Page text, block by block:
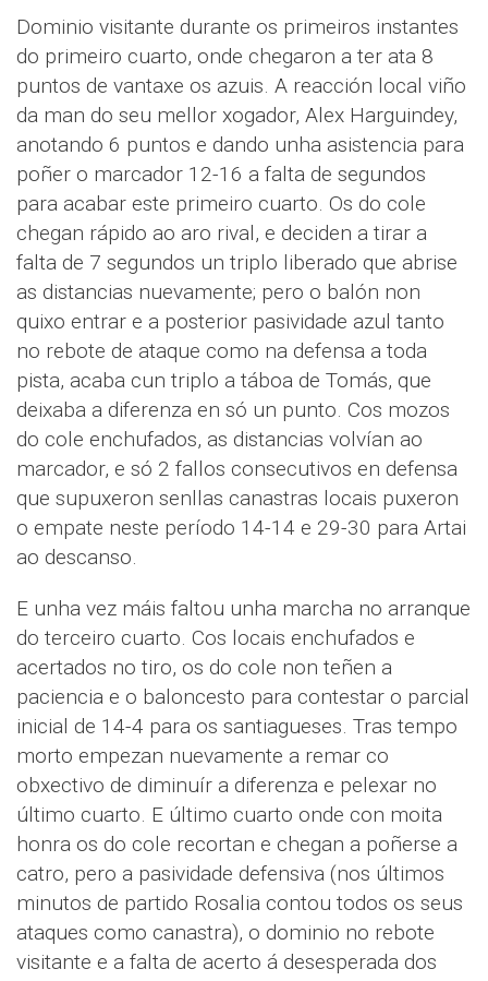
Dominio visitante durante os primeiros instantes
do primeiro cuarto, onde chegaron a ter ata 8
puntos de vantaxe os azuis. A reacción local viño
da man do seu mellor xogador, Alex Harguindey,
anotando 6 puntos e dando unha asistencia para
poñer o marcador 12-16 a falta de segundos
para acabar este primeiro cuarto. Os do cole
chegan rápido ao aro rival, e deciden a tirar a
falta de 7 segundos un triplo liberado que abrise
as distancias nuevamente; pero o balón non
quixo entrar e a posterior pasividade azul tanto
no rebote de ataque como na defensa a toda
pista, acaba cun triplo a táboa de Tomás, que
deixaba a diferenza en só un punto. Cos mozos
do cole enchufados, as distancias volvían ao
marcador, e só 2 fallos consecutivos en defensa
que supuxeron senllas canastras locais puxeron
o empate neste período 14-14 e 29-30 para Artai
ao descanso.
E unha vez máis faltou unha marcha no arranque
do terceiro cuarto. Cos locais enchufados e
acertados no tiro, os do cole non teñen a
paciencia e o baloncesto para contestar o parcial
inicial de 14-4 para os santiagueses. Tras tempo
morto empezan nuevamente a remar co
obxectivo de diminuír a diferenza e pelexar no
último cuarto. E último cuarto onde con moita
honra os do cole recortan e chegan a poñerse a
catro, pero a pasividade defensiva (nos últimos
minutos de partido Rosalia contou todos os seus
ataques como canastra), o dominio no rebote
visitante e a falta de acerto á desesperada dos